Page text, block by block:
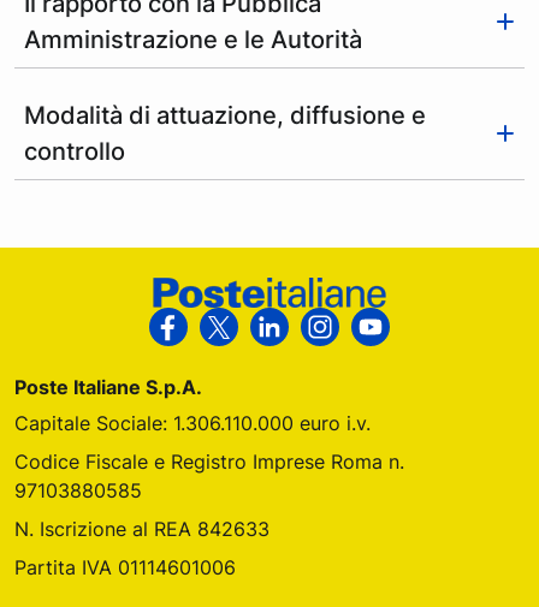
Amministrazione e le Autorità
Modalità di attuazione, diffusione e
controllo
Footer Poste Italiane
Segui Poste Italiane su Facebook
Segui Poste Italiane su X
Segui Poste Italiane su
Segui Poste Italiane
Segui Poste
Poste Italiane S.p.A.
Capitale Sociale: 1.306.110.000 euro i.v.
Codice Fiscale e Registro Imprese Roma n.
97103880585
N. Iscrizione al REA 842633
Partita IVA 01114601006